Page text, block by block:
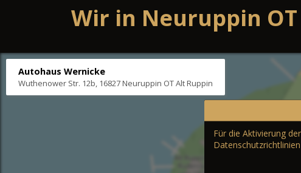
Wir in Neuruppin
Autohaus Wernicke
Wuthenower Str. 12b, 16827 Neuruppin OT Alt Ruppin
Für die Aktivierung